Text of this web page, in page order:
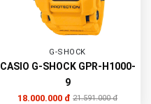
G-SHOCK
CASIO G-SHOCK GPR-H1000-
9
18.000.000 đ 21.591.000 đ